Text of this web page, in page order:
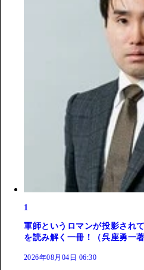
1
軍師というロマンが投影され
を読み解く一冊！（呉座勇一
2026年08月04日 06:30